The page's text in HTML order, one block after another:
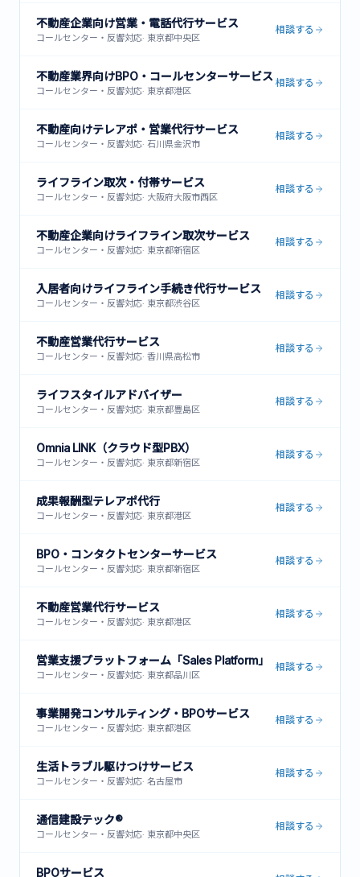
不動産企業向け営業・電話代行サービス
コールセンター・反響対応· 東京都中央区
相談する
不動産業界向けBPO・コールセンターサービス
コールセンター・反響対応· 東京都港区
相談する
不動産向けテレアポ・営業代行サービス
コールセンター・反響対応· 石川県金沢市
相談する
ライフライン取次・付帯サービス
コールセンター・反響対応· 大阪府大阪市西区
相談する
不動産企業向けライフライン取次サービス
コールセンター・反響対応· 東京都新宿区
相談する
入居者向けライフライン手続き代行サービス
コールセンター・反響対応· 東京都渋谷区
相談する
不動産営業代行サービス
コールセンター・反響対応· 香川県高松市
相談する
ライフスタイルアドバイザー
コールセンター・反響対応· 東京都豊島区
相談する
Omnia LINK（クラウド型PBX）
コールセンター・反響対応· 東京都新宿区
相談する
成果報酬型テレアポ代行
コールセンター・反響対応· 東京都港区
相談する
BPO・コンタクトセンターサービス
コールセンター・反響対応· 東京都新宿区
相談する
不動産営業代行サービス
コールセンター・反響対応· 東京都港区
相談する
営業支援プラットフォーム「Sales Platform」
コールセンター・反響対応· 東京都品川区
相談する
事業開発コンサルティング・BPOサービス
コールセンター・反響対応· 東京都港区
相談する
生活トラブル駆けつけサービス
コールセンター・反響対応· 名古屋市
相談する
通信建設テック®
コールセンター・反響対応· 東京都中央区
相談する
BPOサービス